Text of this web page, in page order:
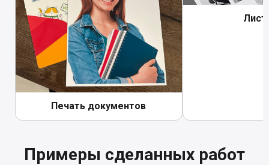
Печать документов
Примеры сделанных работ